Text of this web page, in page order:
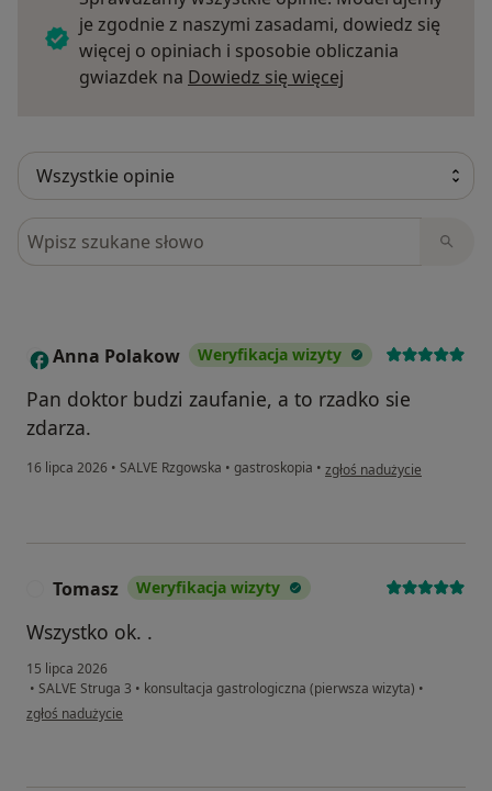
je zgodnie z naszymi zasadami, dowiedz się
więcej o opiniach i sposobie obliczania
gwiazdek na Dowiedz się więcej
Szukaj w opiniach
A Anna Polakow Weryfikacja wizyty
Pan doktor budzi zaufanie, a to rzadko sie
zdarza.
16 lipca 2026 • SALVE Rzgowska • gastroskopia • w opinii użytkownika Anna
zgłoś nadużycie
Tomasz Weryfikacja wizyty
Wszystko ok. .
15 lipca 2026
• SALVE Struga 3 • konsultacja gastrologiczna (pierwsza wizyta) •
w opinii użytkownika Tomasz
zgłoś nadużycie